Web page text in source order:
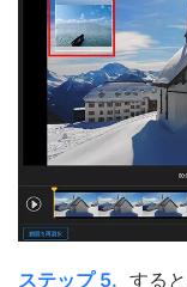
ステップ 5. する